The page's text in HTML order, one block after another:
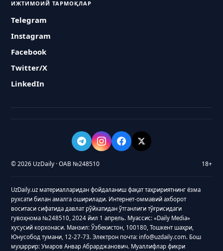
ИЖТИМОИЙ ТАРМОҚЛАР
Telegram
Instagram
Facebook
Twitter/X
LinkedIn
© 2026 UzDaily · ОАВ №248510 18+
UzDaily.uz материалларидан фойдаланиш фақат таҳририятнинг ёзма
рухсати билан амалга оширилади. Интернет-оммавий ахборот
воситаси сифатида давлат рўйхатидан ўтганлиги тўғрисидаги
гувоҳнома №248510, 2024 йил 1 апрель. Муассис: «Daily Media»
хусусий корхонаси. Манзил: Ўзбекистон, 100180, Тошкент шаҳри,
Юнусобод тумани, 12-27-73. Электрон почта: info@uzdaily.com. Бош
муҳаррир: Умаров Анвар Абрарджанович. Муаллифлар фикри